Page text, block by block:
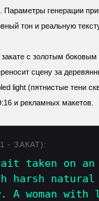
генерации
тон и реальную
с золотым боковым
сцену за
light (пятнистые тени
и рекламных макетов.
- ЗАКАТ):
taken on an
harsh
A woman with